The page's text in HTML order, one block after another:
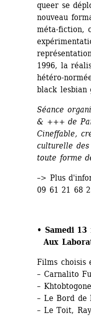
queer se
nouveau
méta-fiction,
1996, la
hétéro-
black lesbian
Séance
& +++ de
Cineffable,
culturelle
toute forme
–> Plus
09 61 21 68
• Samedi
Aux
Films choisis
– Carnalito
–
– Le Bord de
– Le Toit,